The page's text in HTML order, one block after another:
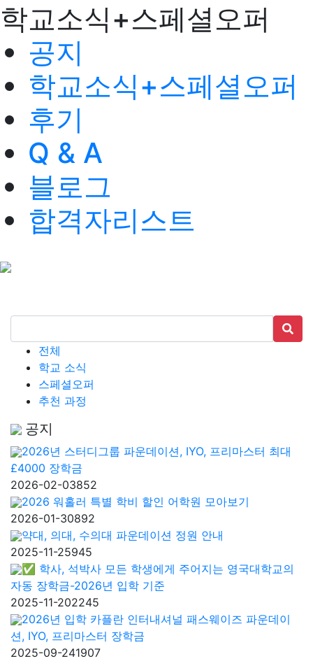
학교소식+스페셜오퍼
공지
학교소식+스페셜오퍼
후기
Q & A
블로그
합격자리스트
전체
학교 소식
스페셜오퍼
추천 과정
공지
2026년 스터디그룹 파운데이션, IYO, 프리마스터 최대
£4000 장학금
2026-02-03852
2026 워홀러 특별 학비 할인 어학원 모아보기
2026-01-30892
약대, 의대, 수의대 파운데이션 정원 안내
2025-11-25945
✅ 학사, 석박사 모든 학생에게 주어지는 영국대학교의
자동 장학금-2026년 입학 기준
2025-11-202245
2026년 입학 카플란 인터내셔널 패스웨이즈 파운데이
션, IYO, 프리마스터 장학금
2025-09-241907